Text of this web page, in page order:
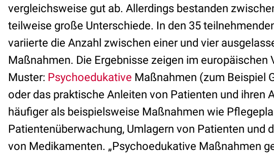
vergleichsweise gut ab. Allerdings bestanden
teilweise große Unterschiede. In den 35
variierte die Anzahl zwischen einer und vier
Maßnahmen. Die Ergebnisse zeigen im europäischen
Muster: Psychoedukative Maßnahmen (zum Beispiel
oder das praktische Anleiten von Patienten und ihren
häufiger als beispielsweise Maßnahmen wie
Patientenüberwachung, Umlagern von Patienten und
von Medikamenten. „Psychoedukative Maßnahmen